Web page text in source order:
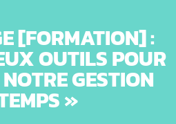
[FORMATION] :
OUTILS POUR
GESTION
»